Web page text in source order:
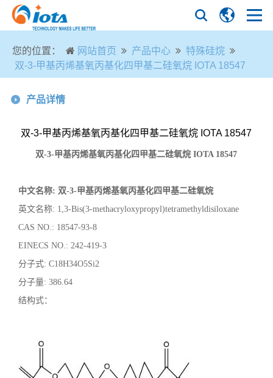
您的位置： 网站首页 产品中心
特殊硅烷
双-3-甲基丙烯基氧丙基化四甲基二硅氧烷 IOTA 18547
产品详情
双-3-甲基丙烯基氧丙基化四甲基二硅氧烷 IOTA 18547
双-3-甲基丙烯基氧丙基化四甲基二硅氧烷 IOTA 18547
中文名称: 双-3-甲基丙烯基氧丙基化四甲基二硅氧烷
英文名称: 1,3-Bis(3-methacryloxypropyl)tetramethyldisiloxane
CAS NO.: 18547-93-8
EINECS NO.: 242-419-3
分子式: C18H34O5Si2
分子量: 386.64
结构式：